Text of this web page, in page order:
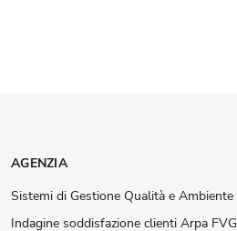
AGENZIA
Sistemi di Gestione Qualità e Ambiente
Indagine soddisfazione clienti Arpa FVG